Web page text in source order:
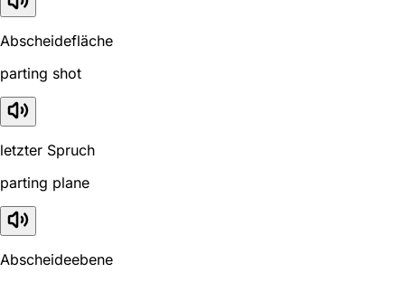
Abscheidefläche
parting shot
letzter Spruch
parting plane
Abscheideebene